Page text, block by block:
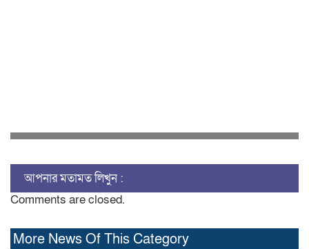
আপনার মতামত লিখুন :
Comments are closed.
More News Of This Category